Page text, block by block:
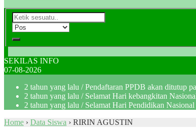
SEKILAS INFO
07-08-2026
2 tahun yang lalu / Pendaftaran PPDB akan ditutup
2 tahun yang lalu / Selamat Hari kebangkitan
2 tahun yang lalu / Selamat Hari Pendidikan
Home › Data Siswa › RIRIN AGUSTIN